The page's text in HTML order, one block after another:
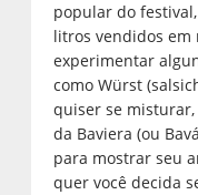
popular do
litros vendidos em
experimentar
como Würst
quiser se
da Baviera (ou
para mostrar seu
quer você decida